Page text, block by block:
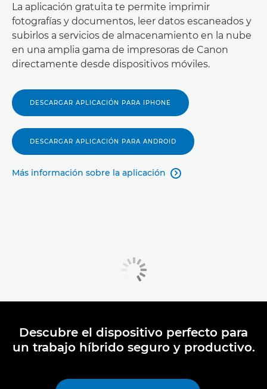
La aplicación gratuita te permite imprimir
fotografías y documentos, leer datos escaneados y
subirlos a servicios de almacenamiento en la nube
en una amplia gama de impresoras de Canon
directamente desde dispositivos móviles.
DESCARGAR APLICACIÓN PARA IPHONE
DESCARGAR APLICACIÓN PARA ANDROID
Más información sobre la aplicación 
Descubre el dispositivo perfecto para
un trabajo híbrido seguro y productivo.